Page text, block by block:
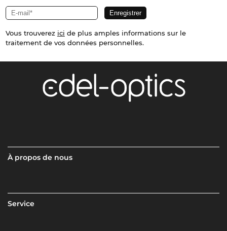
Vous trouverez ici de plus amples informations sur le
traitement de vos données personnelles.
À propos de nous
Service